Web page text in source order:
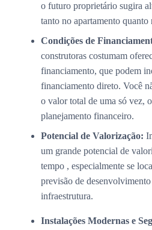
o futuro proprietário sugira
tanto no apartamento quanto
Condições de
construtoras costumam
financiamento, que podem
financiamento direto. Você
o valor total de uma só vez,
planejamento financeiro.
Potencial de Valorização:
um grande potencial de
tempo , especialmente se
previsão de
infraestrutura.
Instalações Modernas e